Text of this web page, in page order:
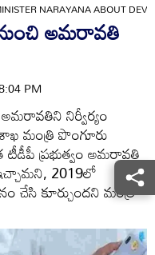
NARAYANA ABOUT
అమరావతి
PM
నిర్వీర్యం
మంత్రి పొంగూరు
ప్రభుత్వం అమరావతి
ఇచ్చామని, 2019లో
కూర్చుందని మంత్రి